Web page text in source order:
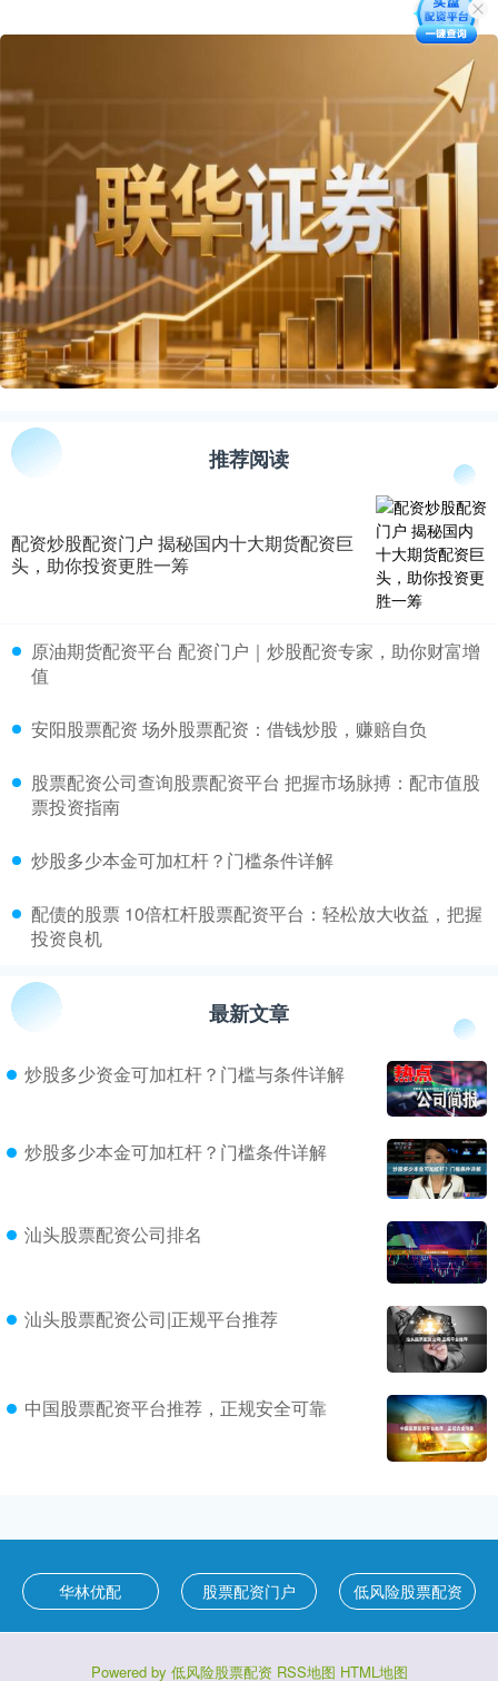
推荐阅读
配资炒股配资门户 揭秘国内十大期货配资巨
头，助你投资更胜一筹
​原油期货配资平台 配资门户｜炒股配资专家，助你财富增
值
​安阳股票配资 场外股票配资：借钱炒股，赚赔自负
​股票配资公司查询股票配资平台 把握市场脉搏：配市值股
票投资指南
​炒股多少本金可加杠杆？门槛条件详解
​配债的股票 10倍杠杆股票配资平台：轻松放大收益，把握
投资良机
最新文章
炒股多少资金可加杠杆？门槛与条件详解
炒股多少本金可加杠杆？门槛条件详解
汕头股票配资公司排名
汕头股票配资公司|正规平台推荐
中国股票配资平台推荐，正规安全可靠
华林优配 股票配资门户 低风险股票配资
Powered by 低风险股票配资 RSS地图 HTML地图